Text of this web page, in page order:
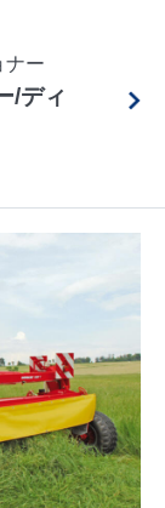
ナー
/ディ